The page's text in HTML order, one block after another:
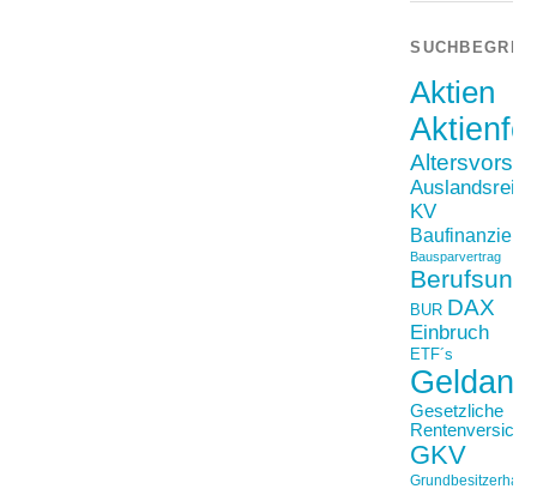
Aktien
Auslandsreise
KV
Bausparvertrag
BUR DAX
Einbruch
ETF´s
Gesetzliche
GKV